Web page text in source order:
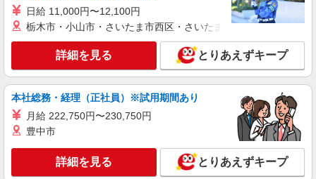
月給 222,000円 〜 390,000円 固定残業代:
29,500円 〜 51,800円（20時間相当） ＊時間外手
当は時間外労働の有無にかかわらず、固定残業代
として支給し、 相当時間を超える時間外労働は法
定通り追加で支給します。固定残業代の金額は月
給に応じ設定します 試用期間あり 2ヶ月 ※経験・
能力による 【試用期間】月給 222000 円 〜
390000 円
箕面市西宿1丁目13‐10 EAST2 2階
キープ 詳細を見る
正社員
株式会社関西ケーズデンキ
【大卒】基本給246,900円〜 【短大・専門卒】
基本給226,800円〜 ※2026年4月実績 ＊使用期
日給 11,000円〜12,100円
栃木市・小山市・さいたま市西区・さいたま市岩槻区・久喜市・
詳細を見る とりあえずキープ
本社総務・経理（正社員）※試用期間あり
月給 222,750円〜230,750円
豊中市
詳細を見る とりあえずキープ